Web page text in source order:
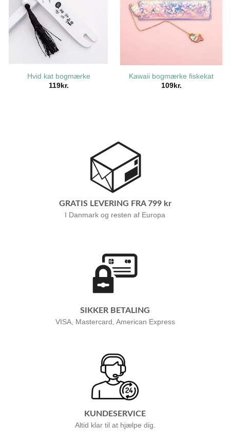
Hvid kat bogmærke
119 kr.
Kawaii bogmærke fiskekat
109kr.
GRATIS LEVERING FRA 799 kr
I Danmark og resten af Europa
SIKKER BETALING
VISA, Mastercard, American Express
KUNDESERVICE
Altid klar til at hjælpe dig.